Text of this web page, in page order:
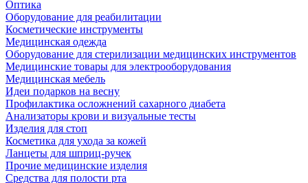
Оптика
Оборудование для реабилитации
Косметические инструменты
Медицинская одежда
Оборудование для стерилизации медицинских инструментов
Медицинские товары для электрооборудования
Медицинская мебель
Идеи подарков на весну
Профилактика осложнений сахарного диабета
Анализаторы крови и визуальные тесты
Изделия для стоп
Косметика для ухода за кожей
Ланцеты для шприц-ручек
Прочие медицинские изделия
Средства для полости рта